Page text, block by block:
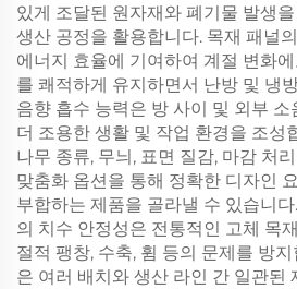
있게 조달된 원자재와 폐기물 발생
생산 공정을 활용합니다. 목재 패널
에너지 효율에 기여하여 계절 변화
를 쾌적하게 유지하면서 난방 및 냉
음향 흡수 능력은 방 사이 및 외부
더 조용한 생활 및 작업 환경을 조성
나무 종류, 무늬, 표면 질감, 마감 처
맞춤화 옵션을 통해 정확한 디자인
부합하는 제품을 골라낼 수 있습니
의 치수 안정성은 전통적인 고체 목
절적 팽창, 수축, 휨 등의 문제를 방
은 여러 배치와 생산 라인 간 일관된